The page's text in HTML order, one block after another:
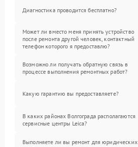
Диагностика проводится бесплатно?
Может ли вместо меня принять устройство
после ремонта другой человек, контактный
телефон которого я предоставлю?
Возможно ли получать обратную связь в
процессе выполнения ремонтных работ?
Какую гарантию вы предоставляете?
В каких районах Волгограда располагаются
сервисные центры Leica?
Выполняете ли вы ремонт для юридических